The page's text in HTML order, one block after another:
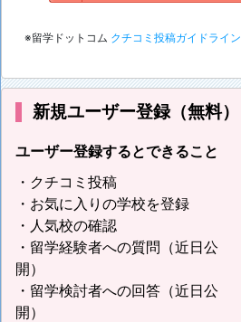
※留学ドットコム クチコミ投稿ガイドライン
新規ユーザー登録（無料）
ユーザー登録するとできること
・クチコミ投稿
・お気に入りの学校を登録
・人気校の確認
・留学経験者への質問（近日公
開）
・留学検討者への回答（近日公
開）